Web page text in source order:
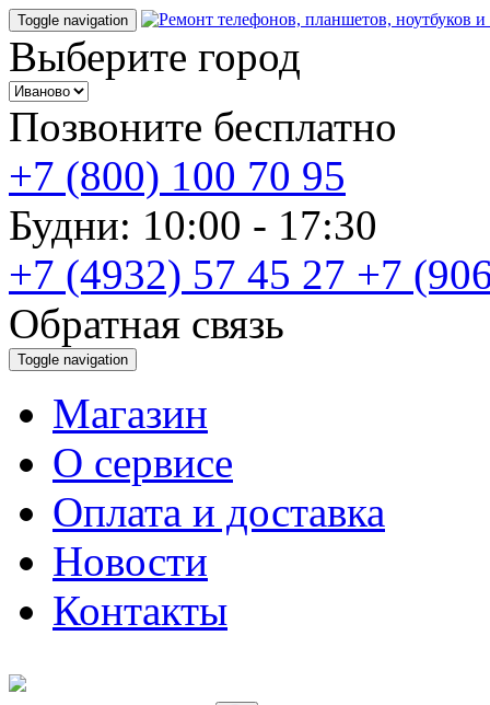
Toggle navigation
Выберите город
Позвоните бесплатно
+7 (800) 100 70 95
Будни: 10:00 - 17:30
+7 (4932) 57 45 27 +7
Обратная связь
Toggle navigation
Магазин
О cервисе
Оплата и доставка
Новости
Контакты